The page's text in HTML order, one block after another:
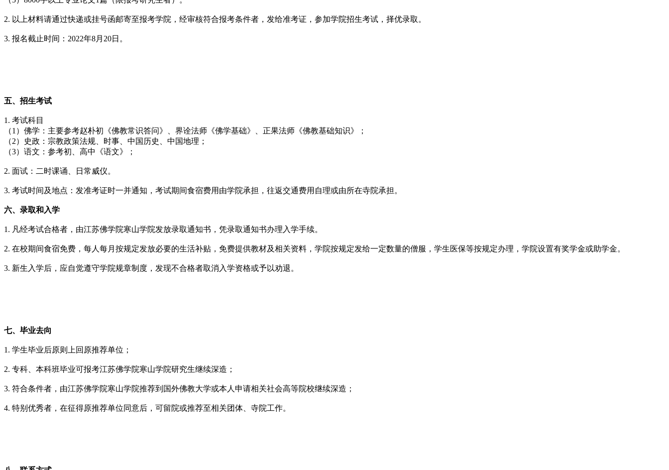
2. 以上材料请通过快递或挂号函邮寄至报考学院，经审核符合报考条件者，发给准考证，参加学院招生考试，择优录取。
3. 报名截止时间：2022年8月20日。
五、招生考试
1. 考试科目
（1）佛学：主要参考赵朴初《佛教常识答问》、界诠法师《佛学基础》、正果法师《佛教基础知识》；
（2）史政：宗教政策法规、时事、中国历史、中国地理；
（3）语文：参考初、高中《语文》；
2. 面试：二时课诵、日常威仪。
3. 考试时间及地点：发准考证时一并通知，考试期间食宿费用由学院承担，往返交通费用自理或由所在寺院承担。
六、录取和入学
1. 凡经考试合格者，由江苏佛学院寒山学院发放录取通知书，凭录取通知书办理入学手续。
2. 在校期间食宿免费，每人每月按规定发放必要的生活补贴，免费提供教材及相关资料，学院按规定发给一定数量的僧服，学生医保等按规定办理，学院设置有奖学金或助学金。
3. 新生入学后，应自觉遵守学院规章制度，发现不合格者取消入学资格或予以劝退。
七、毕业去向
1. 学生毕业后原则上回原推荐单位；
2. 专科、本科班毕业可报考江苏佛学院寒山学院研究生继续深造；
3. 符合条件者，由江苏佛学院寒山学院推荐到国外佛教大学或本人申请相关社会高等院校继续深造；
4. 特别优秀者，在征得原推荐单位同意后，可留院或推荐至相关团体、寺院工作。